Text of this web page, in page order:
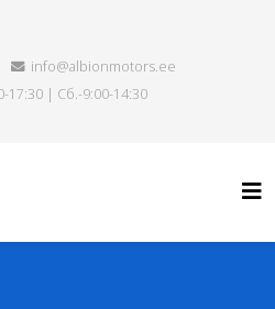
info@albionmotors.ee
17:30 | Сб.-9:00-14:30